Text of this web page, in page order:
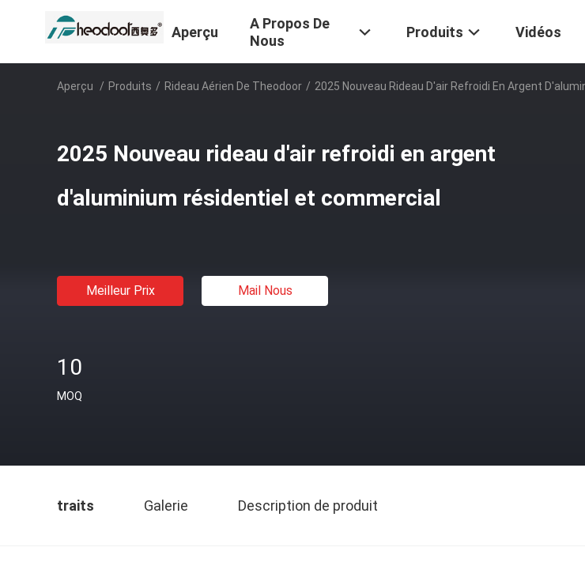
Aperçu
A Propos De
Nous
Produits Vidéos
Aperçu / Produits / Rideau Aérien De Theodoor / 2025 Nouveau Rideau D'air Refroidi En Argent
2025 Nouveau rideau d'air refroidi en argent
d'aluminium résidentiel et commercial
Meilleur Prix Mail Nous
10
MOQ
traits Galerie Description de produit